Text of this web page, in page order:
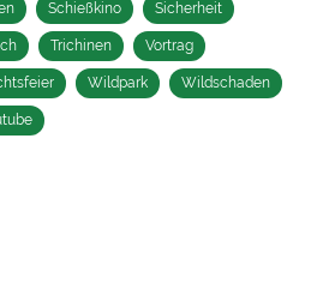
Schießkino Sicherheit
Trichinen Vortrag
Wildpark Wildschaden